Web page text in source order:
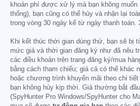
khoản phí được xử lý mà bạn không muốn
thống), bạn cũng có thể hủy và nhận lại
trong vòng 30 ngày kể từ ngày thanh toán.
Khi kết thúc thời gian dùng thử, bạn sẽ bị
mức giá và thời gian đăng ký như đã nêu
các điều khoản trên trang đăng ký/mua
bằng cách tham chiếu; giá cả có thể khác
hoặc chương trình khuyến mãi theo chi tiết
bạn không hủy kịp thời. Giá thường bắt
(SpyHunter Pro Windows/SpyHunter cho